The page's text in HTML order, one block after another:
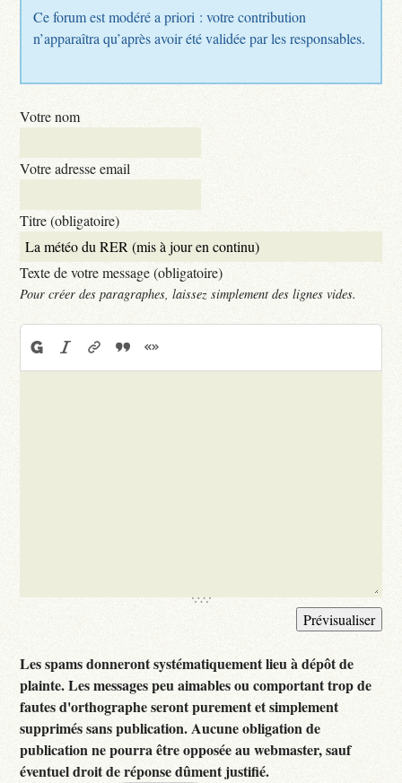
Ce forum est modéré a priori : votre contribution
n’apparaîtra qu’après avoir été validée par les responsables.
Votre nom
Votre adresse email
Titre (obligatoire)
Texte de votre message (obligatoire)
Pour créer des paragraphes, laissez simplement des lignes vides.
Les spams donneront systématiquement lieu à dépôt de
plainte. Les messages peu aimables ou comportant trop de
fautes d'orthographe seront purement et simplement
supprimés sans publication. Aucune obligation de
publication ne pourra être opposée au webmaster, sauf
éventuel droit de réponse dûment justifié.